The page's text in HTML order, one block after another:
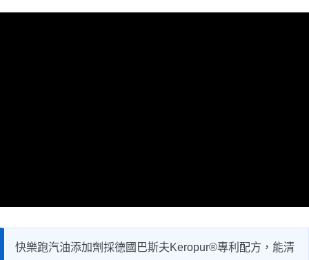
快樂跑汽油添加劑採德國巴斯夫Keropur®專利配方，能清